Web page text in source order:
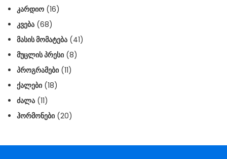
ᲙᲐᲠᲓᲘᲝ (16)
ᲙᲕᲔᲑᲐ (68)
ᲛᲐᲡᲘᲡ ᲛᲝᲛᲐᲢᲔᲑᲐ (41)
ᲛᲣᲪᲚᲘᲡ ᲞᲠᲔᲡᲘ (8)
ᲞᲠᲝᲒᲠᲐᲛᲔᲑᲘ (11)
ᲥᲐᲚᲔᲑᲘ (18)
ᲫᲐᲚᲐ (11)
ᲰᲝᲠᲛᲝᲜᲔᲑᲘ (20)